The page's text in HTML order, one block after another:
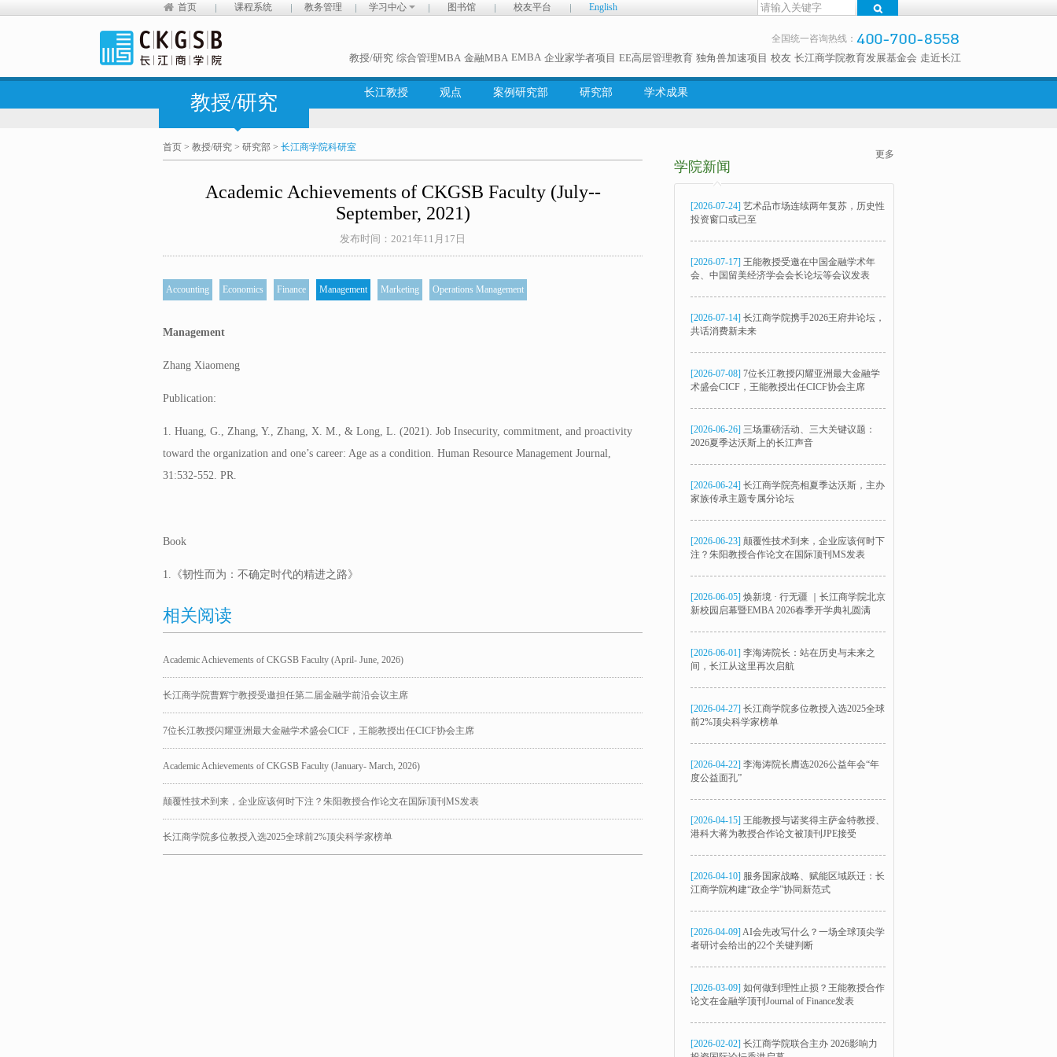
首页 课程系统 教务管理 学习中心 图书馆 校友平台 English
全国统一咨询热线：
教授/研究 综合管理MBA 金融MBA EMBA 企业家学者项目 EE高层管理教育 独角兽加速项目 校友 长江商学院教育发展基金会 走近长江
教授/研究 长江教授 观点 案例研究部 研究部 学术成果
首页 > 教授/研究 > 研究部 > 长江商学院科研室
Academic Achievements of CKGSB Faculty (July--
September, 2021)
发布时间：2021年11月17日
Accounting Economics Finance Management Marketing Operations Management
Management
Zhang Xiaomeng
Publication:
1. Huang, G., Zhang, Y., Zhang, X. M., & Long, L. (2021). Job Insecurity, commitment, and proactivity
toward the organization and one’s career: Age as a condition. Human Resource Management Journal,
31:532-552. PR.
Book
1.《韧性而为：不确定时代的精进之路》
相关阅读
Academic Achievements of CKGSB Faculty (April- June, 2026)
长江商学院曹辉宁教授受邀担任第二届金融学前沿会议主席
7位长江教授闪耀亚洲最大金融学术盛会CICF，王能教授出任CICF协会主席
Academic Achievements of CKGSB Faculty (January- March, 2026)
颠覆性技术到来，企业应该何时下注？朱阳教授合作论文在国际顶刊MS发表
长江商学院多位教授入选2025全球前2%顶尖科学家榜单
学院新闻
更多
[2026-07-24] 艺术品市场连续两年复苏，历史性
投资窗口或已至
[2026-07-17] 王能教授受邀在中国金融学术年
会、中国留美经济学会会长论坛等会议发表
[2026-07-14] 长江商学院携手2026王府井论坛，
共话消费新未来
[2026-07-08] 7位长江教授闪耀亚洲最大金融学
术盛会CICF，王能教授出任CICF协会主席
[2026-06-26] 三场重磅活动、三大关键议题：
2026夏季达沃斯上的长江声音
[2026-06-24] 长江商学院亮相夏季达沃斯，主办
家族传承主题专属分论坛
[2026-06-23] 颠覆性技术到来，企业应该何时下
注？朱阳教授合作论文在国际顶刊MS发表
[2026-06-05] 焕新境 · 行无疆 ｜长江商学院北京
新校园启幕暨EMBA 2026春季开学典礼圆满
[2026-06-01] 李海涛院长：站在历史与未来之
间，长江从这里再次启航
[2026-04-27] 长江商学院多位教授入选2025全球
前2%顶尖科学家榜单
[2026-04-22] 李海涛院长膺选2026公益年会“年
度公益面孔”
[2026-04-15] 王能教授与诺奖得主萨金特教授、
港科大蒋为教授合作论文被顶刊JPE接受
[2026-04-10] 服务国家战略、赋能区域跃迁：长
江商学院构建“政企学”协同新范式
[2026-04-09] AI会先改写什么？一场全球顶尖学
者研讨会给出的22个关键判断
[2026-03-09] 如何做到理性止损？王能教授合作
论文在金融学顶刊Journal of Finance发表
[2026-02-02] 长江商学院联合主办 2026影响力